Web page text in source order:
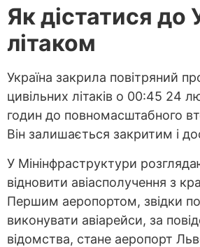
Як дістатися до
літаком
Україна закрила повітряний
цивільних літаків о 00:45 24
годин до повномасштабного
Він залишається закритим і
У Мінінфраструктури
відновити авіасполучення з
Першим аеропортом, звідки
виконувати авіарейси, за
відомства, стане аеропорт